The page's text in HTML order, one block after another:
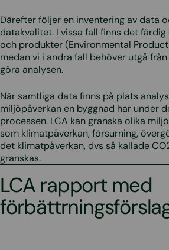
Därefter följer en inventering av data
datakvalitet. I vissa fall finns det
och produkter (Environmental
medan vi i andra fall behöver utgå
göra analysen.
När samtliga data finns på plats
miljöpåverkan en byggnad har under
processen. LCA kan granska olika
som klimatpåverkan, försurning,
det klimatpåverkan, dvs så kallade
granskas.
LCA rapport med